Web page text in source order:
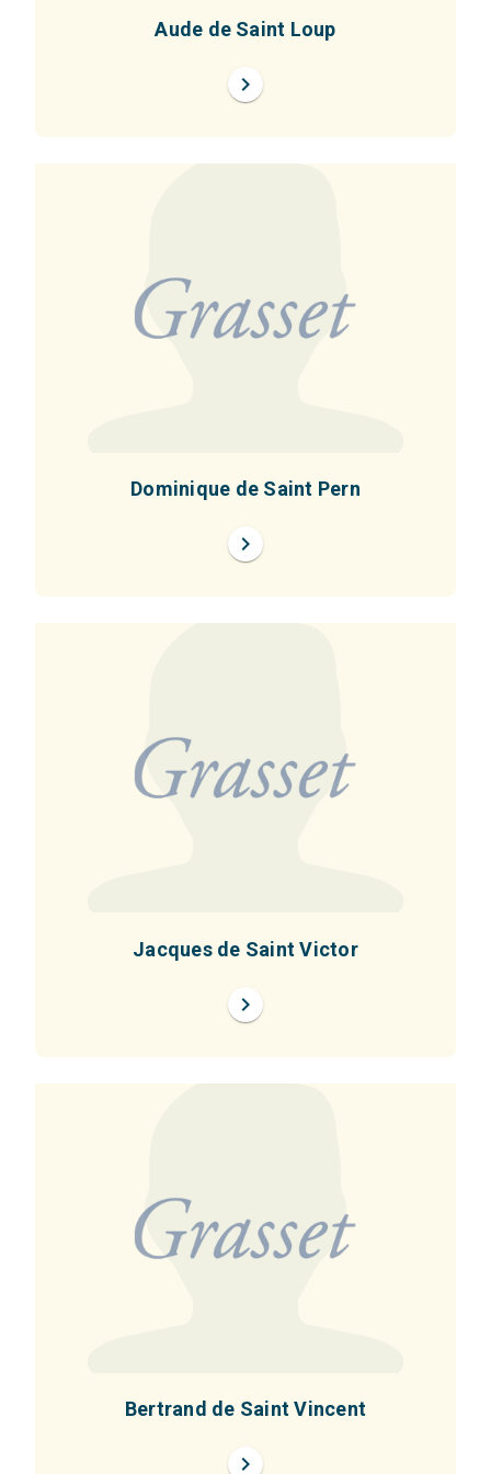
Aude de Saint Loup
chevron_right
Dominique de Saint Pern
chevron_right
Jacques de Saint Victor
chevron_right
Bertrand de Saint Vincent
chevron_right